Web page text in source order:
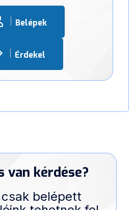
Belépek
Érdekel
van kérdése?
belépett